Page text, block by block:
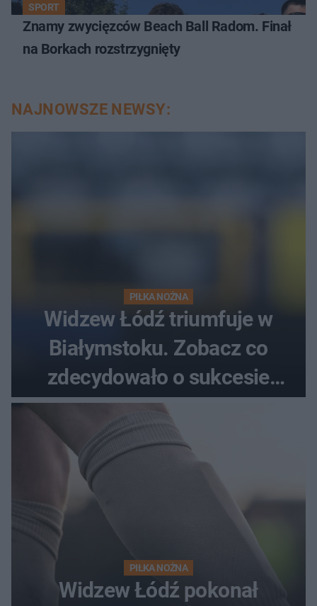
SPORT
Znamy zwycięzców Beach Ball Radom. Finał
na Borkach rozstrzygnięty
NAJNOWSZE NEWSY:
PIŁKA NOŻNA
Widzew Łódź triumfuje w
Białymstoku. Zobacz co
zdecydowało o sukcesie
gości
PIŁKA NOŻNA
Widzew Łódź pokonał